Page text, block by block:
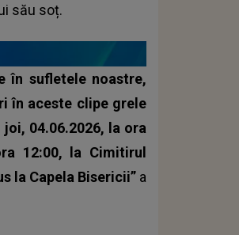
său soț.
în sufletele noastre,
în aceste clipe grele
04.06.2026, la ora
12:00, la Cimitirul
la Capela Bisericii” a